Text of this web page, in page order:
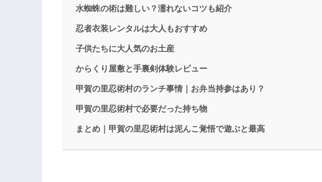
水蜘蛛の術は難しい？濡れないコツも紹介
忍者衣装レンタルは大人もおすすめ
子供たちに大人気のお土産
からくり屋敷と手裏剣体験レビュー
甲賀の里忍術村のランチ事情｜お弁当持参はあり？
甲賀の里忍術村で必要だった持ち物
まとめ｜甲賀の里忍術村は泥んこ覚悟で遊ぶと最高